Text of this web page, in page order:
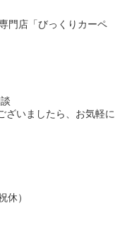
門店「びっくりカーペ
ざいましたら、お気軽に
休）